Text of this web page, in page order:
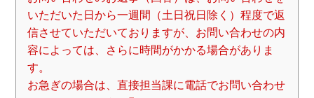
いただいた日から一週間（土日祝日除く）程度で返
信させていただいておりますが、お問い合わせの内
容によっては、さらに時間がかかる場合がありま
す。
お急ぎの場合は、直接担当課に電話でお問い合わせ